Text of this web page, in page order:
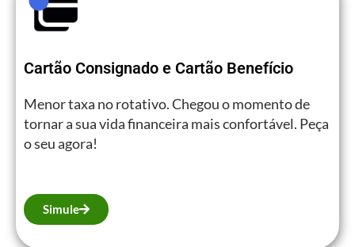
Cartão Consignado e Cartão Benefício
Menor taxa no rotativo. Chegou o momento de
tornar a sua vida financeira mais confortável. Peça
o seu agora!
Simule